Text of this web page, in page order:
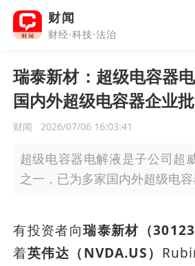
财闻
财经·科技·法治
瑞泰新材：超级电容器
国内外超级电容器企业
财闻 2026/07/06 16:03:41
超级电容器电解液是子公司超
之一，已为多家国内外超级电
有投资者向瑞泰新材（
着英伟达（NVDA.US）